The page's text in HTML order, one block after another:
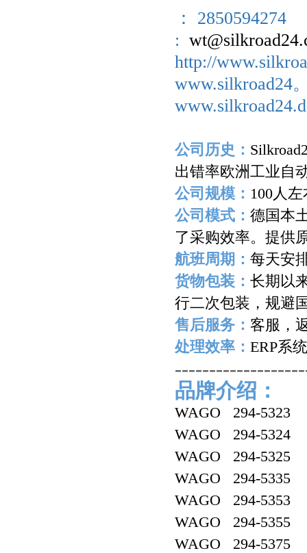
： 2850594274
:
http://
www.silkroad24
公司历史：
出错率欧洲工业自
公司规模： 100人左
公司模式： 德国本
了采购效率。提供
航班周期： 每天安
货物包装： 长期以
行二次包装，规避
售后服务： 客服，
处理效率： ERP系
品牌介绍：
WAGO 294-5323
WAGO 294-5324
WAGO 294-5325
WAGO 294-5335
WAGO 294-5353
WAGO 294-5355
WAGO 294-5375